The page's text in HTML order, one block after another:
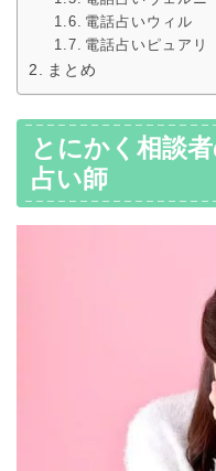
電話占いウィル
電話占いピュアリ
まとめ
とにかく相談
占い師